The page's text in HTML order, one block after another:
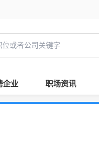
企业 职场资讯